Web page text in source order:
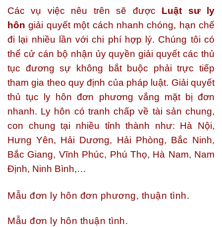
Các vụ việc nêu trên sẽ được Luật sư ly
hôngiải quyết một cách nhanh chóng, hạn chế
đi lại nhiều lần với chi phí hợp lý. Chúng tôi có
thể cử cán bộ nhận ủy quyền giải quyết các thủ
tục đương sự không bắt buộc phải trực tiếp
tham gia theo quy định của pháp luật. Giải quyết
thủ tục ly hôn đơn phương vắng mặt bị đơn
nhanh. Ly hôn có tranh chấp về tài sản chung,
con chung tại nhiều tỉnh thành như: Hà Nội,
Hưng Yên, Hải Dương, Hải Phòng, Bắc Ninh,
Bắc Giang, Vĩnh Phúc, Phú Thọ, Hà Nam, Nam
Định, Ninh Bình,…
Mẫu đơn ly hôn đơn phương, thuận tình.
Mẫu đơn ly hôn thuận tình.